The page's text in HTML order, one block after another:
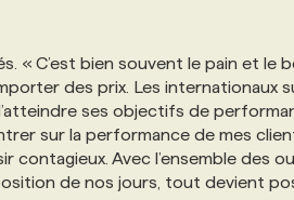
« C’est bien souvent le pain et le
des prix. Les internationaux
ses objectifs de
sur la performance de mes
contagieux. Avec l’ensemble des
de nos jours, tout devient